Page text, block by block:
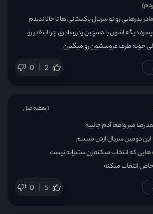
پدرهایی رو تو سریال پاکستانی ها تا حالا ندیدم
دیگه اشون با همچین پدرومادری چرا اینقدر رو
خوبه طرف عروسشون رو میگیرن
0 2
رضا میر واقعا آدم جالبیه
این دومین سریال ازش میبینم
هایی که انتخاب میکنه زن ستیزانه نیست
انتخاب میکنه
0 5
1 هفته قبل